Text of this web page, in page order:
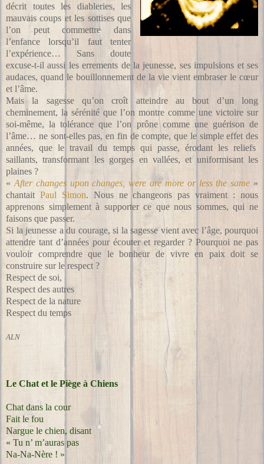
décrit toutes les diableries, les
mauvais coups et les sottises que
l’on peut commettre dans
l’enfance lorsqu’il faut tenter
l’expérience… Sans doute
excuse-t-il aussi les errements de la jeunesse, ses impulsions et ses
audaces, quand le bouillonnement de la vie vient embraser le cœur
et l’âme.
Mais la sagesse qu’on croît atteindre au bout d’un long
cheminement, la sérénité que l’on montre comme une victoire sur
soi-même, la tolérance que l’on prône comme une guérison de
l’âme… ne sont-elles pas, en fin de compte, que le simple effet des
années, que le travail du temps qui passe, érodant les reliefs
saillants, transformant les gorges en vallées, et uniformisant les
plaines ?
« After changes upon changes, were are more or less the same »
chantait Paul Simon. Nous ne changeons pas vraiment : nous
apprenons simplement à supporter ce que nous sommes, qui ne
faisons que passer.
Si la jeunesse a du courage, si la sagesse vient avec l’âge, pourquoi
attendre tant d’années pour écouter et regarder ? Pourquoi ne pas
vouloir comprendre que le bonheur de vivre en paix doit se
construire sur le respect ?
Respect de soi,
Respect des autres
Respect de la nature
Respect du temps
ALN
Le Chat et le Piège à Chiens
Chat dans la cour
Fait le fou
Nargue le chien, disant
« Tu n’ m’auras pas
Na-Na-Nère ! »